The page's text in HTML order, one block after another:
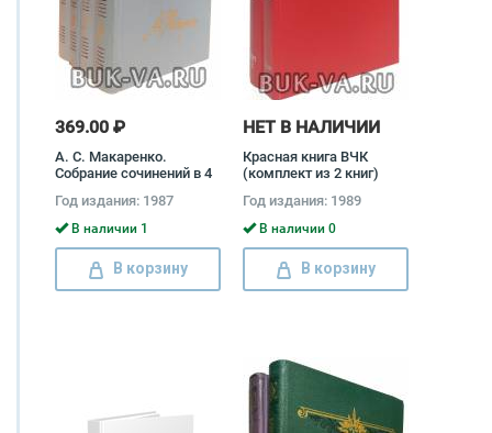
369.00 ₽
А. С. Макаренко.
Собрание сочинений в 4
Макаренко
Год издания: 1987
В наличии 1
В корзину
НЕТ В НАЛИЧИИ
Красная книга ВЧК
(комплект из 2 книг)
Год издания: 1989
В наличии 0
В корзину